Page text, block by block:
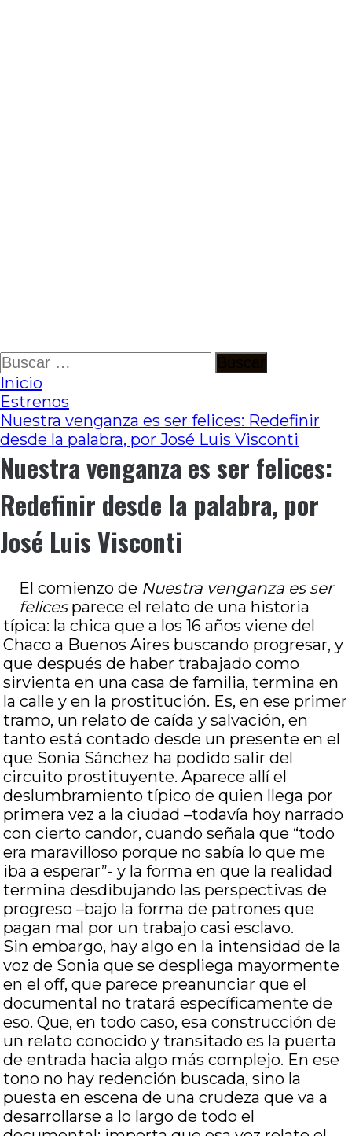
Ir
al
contenido
Buscar:
Inicio
Estrenos
Nuestra venganza es ser felices: Redefinir
desde la palabra, por José Luis Visconti
Nuestra venganza es ser felices:
Redefinir desde la palabra, por
José Luis Visconti
El comienzo de Nuestra venganza es ser
felicesparece el relato de una historia
típica: la chica que a los 16 años viene del
Chaco a Buenos Aires buscando progresar, y
que después de haber trabajado como
sirvienta en una casa de familia, termina en
la calle y en la prostitución. Es, en ese primer
tramo, un relato de caída y salvación, en
tanto está contado desde un presente en el
que Sonia Sánchez ha podido salir del
circuito prostituyente. Aparece allí el
deslumbramiento típico de quien llega por
primera vez a la ciudad –todavía hoy narrado
con cierto candor, cuando señala que “todo
era maravilloso porque no sabía lo que me
iba a esperar”- y la forma en que la realidad
termina desdibujando las perspectivas de
progreso –bajo la forma de patrones que
pagan mal por un trabajo casi esclavo.
Sin embargo, hay algo en la intensidad de la
voz de Sonia que se despliega mayormente
en el off, que parece preanunciar que el
documental no tratará específicamente de
eso. Que, en todo caso, esa construcción de
un relato conocido y transitado es la puerta
de entrada hacia algo más complejo. En ese
tono no hay redención buscada, sino la
puesta en escena de una crudeza que va a
desarrollarse a lo largo de todo el